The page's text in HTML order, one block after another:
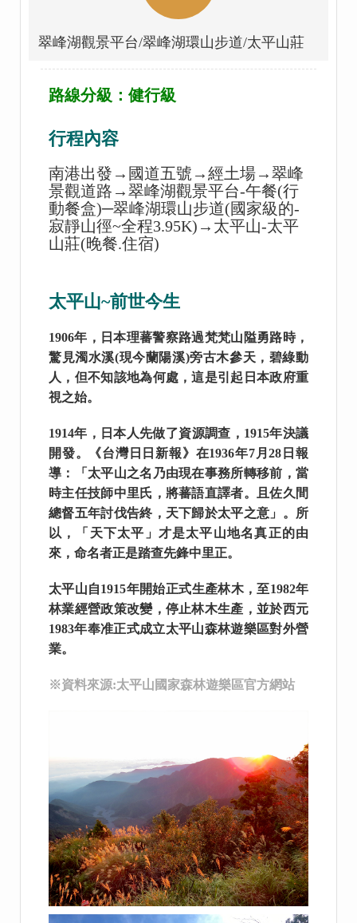
翠峰湖觀景平台/翠峰湖環山步道/太平山莊
路線分級：健行級
行程內容
南港出發 → 國道五號 →經土場→翠峰
景觀道路 →翠峰湖觀景平台-午餐(行
動餐盒)─翠峰湖環山步道(國家級的-
寂靜山徑~全程3.95K)→ 太平山-太平
山莊(晚餐.住宿)
太平山~前世今生
1906年，日本理蕃警察路過梵梵山隘勇路時，
驚見濁水溪(現今蘭陽溪)旁古木參天，碧綠動
人，但不知該地為何處，這是引起日本政府重
視之始。
1914年，日本人先做了資源調查，1915年決議
開發。《台灣日日新報》在1936年7月28日報
導：「太平山之名乃由現在事務所轉移前，當
時主任技師中里氏，將蕃語直譯者。且佐久間
總督五年討伐告終，天下歸於太平之意」。所
以，「天下太平」才是太平山地名真正的由
來，命名者正是踏查先鋒中里正。
太平山自1915年開始正式生產林木，至1982年
林業經營政策改變，停止林木生產，並於西元
1983年奉准正式成立太平山森林遊樂區對外營
業。
※資料來源:太平山國家森林遊樂區官方網站